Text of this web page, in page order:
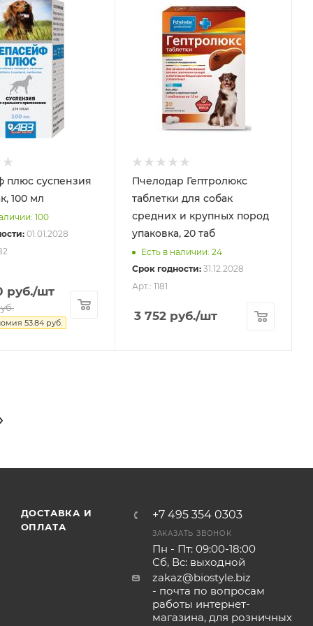
плюс суспензия
100 мл
100
01.01.2028
руб./шт
53.84 руб.
Пчелодар Гептролюкс
таблетки для собак
средних и крупных пород
упаковка, 20 таб
Есть в наличии: 24
Срок годности: 31.12.2028
Арт.: 1181
3 752 руб./шт
ДОСТАВКА И
ОПЛАТА
+7 495 354 0303
ЗАКАЗАТЬ ЗВОНОК
Пн - Пт: 09:00-18:00
Сб, Вс: выходной
zakaz@biostyle.biz
- почта по вопросам
работы интернет-
магазина, для розничных